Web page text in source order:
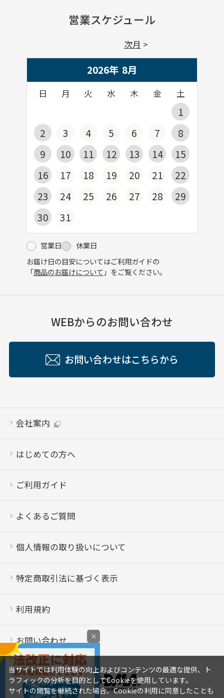
営業スケジュール
2026年 8月
日 月 火 水 木 金 土
1
2
3 4 5 6 7
8
9
10 11 12 13 14
15
16
17 18 19 20 21
22
23
24 25 26 27 28
29
30
31
次月
営業日
休業日
お届け日の目安についてはご利用ガイドの
「商品のお届けについて 」をご覧ください。
WEBからのお問い合わせ
お問い合わせはこちらから
会社案内
はじめての方へ
ご利用ガイド
よくあるご質問
個人情報の取り扱いについて
特定商取引法に基づく表示
利用規約
お問い合わせ
当サイトでは利用体験の向上およびコンテンツの最適な提供、ト
ラフィックの分析を目的としてCookieを使用しています。
サイトの閲覧を継続された場合、Cookieの利用に同意したことも
×